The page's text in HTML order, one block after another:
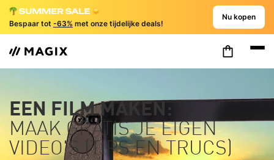
Bespaar tot -63% met onze tijdelijke deals!
Nu kopen
EEN FILM MAKEN:
MAAK GRATIS JE EIGEN
VIDEO'S (TIPS EN TRUCS)